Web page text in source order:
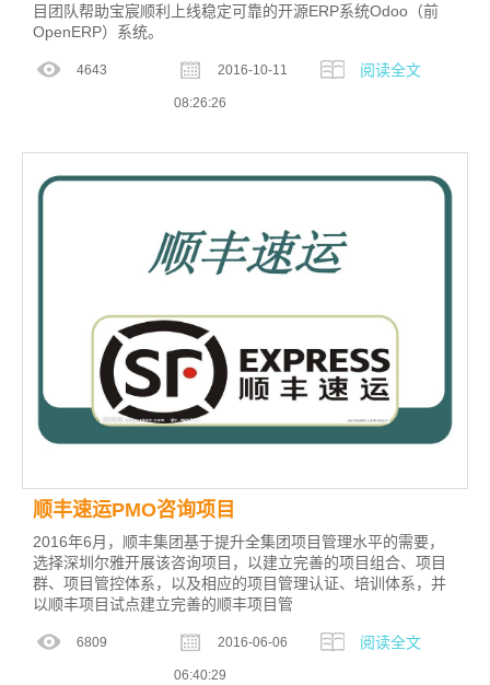
目团队帮助宝宸顺利上线稳定可靠的开源ERP系统Odoo（前
OpenERP）系统。
4643 2016-10-11
08:26:26
阅读全文
顺丰速运PMO咨询项目
2016年6月，顺丰集团基于提升全集团项目管理水平的需要，
选择深圳尔雅开展该咨询项目，以建立完善的项目组合、项目
群、项目管控体系，以及相应的项目管理认证、培训体系，并
以顺丰项目试点建立完善的顺丰项目管
6809 2016-06-06
06:40:29
阅读全文